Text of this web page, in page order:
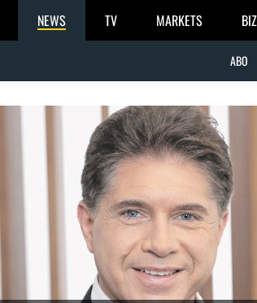
NEWS TV MARKETS
ABO